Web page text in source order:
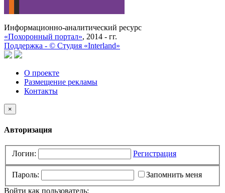
Информационно-аналитический ресурс
«Похоронный портал», 2014 - гг.
Поддержка - © Cтудия «Interland»
О проекте
Размещение рекламы
Контакты
×
Авторизация
Логин: Регистрация
Пароль:
Запомнить меня
Войти как пользователь: